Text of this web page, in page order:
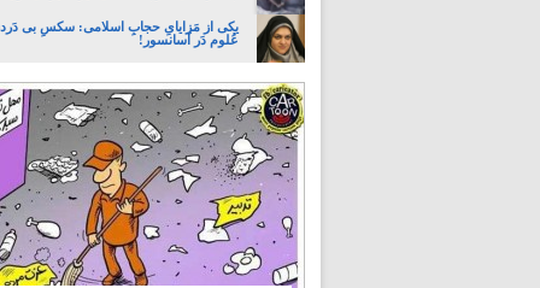
یکی از مَزایایِ حجابِ اسلامی: سکسِ بی
عُلوم دَر آسانسور!